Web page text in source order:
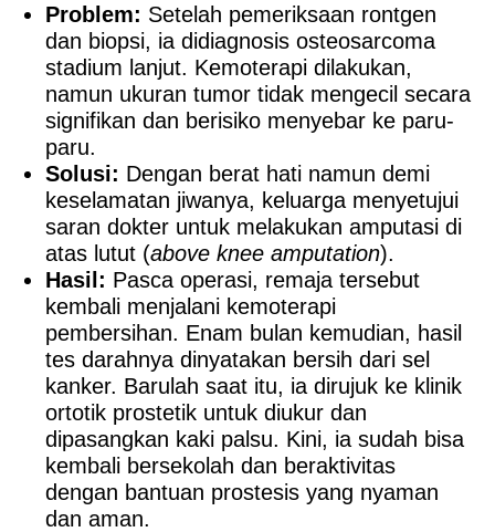
Problem: Setelah pemeriksaan rontgen
dan biopsi, ia didiagnosis osteosarcoma
stadium lanjut. Kemoterapi dilakukan,
namun ukuran tumor tidak mengecil secara
signifikan dan berisiko menyebar ke paru-
paru.
Solusi: Dengan berat hati namun demi
keselamatan jiwanya, keluarga menyetujui
saran dokter untuk melakukan amputasi di
atas lutut (above knee amputation).
Hasil: Pasca operasi, remaja tersebut
kembali menjalani kemoterapi
pembersihan. Enam bulan kemudian, hasil
tes darahnya dinyatakan bersih dari sel
kanker. Barulah saat itu, ia dirujuk ke klinik
ortotik prostetik untuk diukur dan
dipasangkan kaki palsu. Kini, ia sudah bisa
kembali bersekolah dan beraktivitas
dengan bantuan prostesis yang nyaman
dan aman.